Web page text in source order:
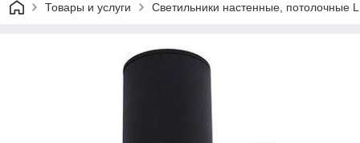
Товары и услуги Светильники настенные, потолочные